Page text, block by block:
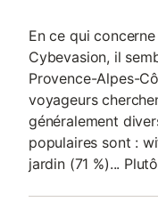
En ce qui
Cybevasion, il
Provence-Alpes-
voyageurs
généralement
populaires sont :
jardin (71 %)...